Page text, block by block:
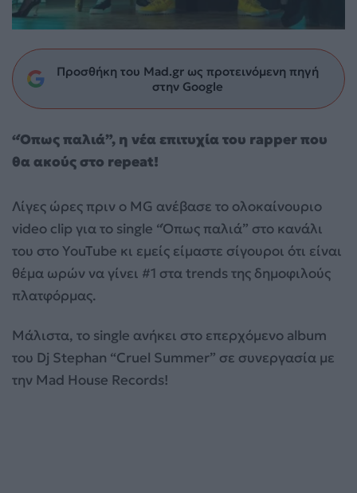
Προσθήκη του Mad.gr ως προτεινόμενη πηγή
στην Google
“Όπως παλιά”, η νέα επιτυχία του rapper που
θα ακούς στο repeat!
Λίγες ώρες πριν ο MG ανέβασε το ολοκαίνουριο
video clip για το single “Όπως παλιά” στο κανάλι
του στο YouTube κι εμείς είμαστε σίγουροι ότι είναι
θέμα ωρών να γίνει #1 στα trends της δημοφιλούς
πλατφόρμας.
Μάλιστα, το single ανήκει στο επερχόμενο album
του Dj Stephan “Cruel Summer” σε συνεργασία με
την Mad House Records!